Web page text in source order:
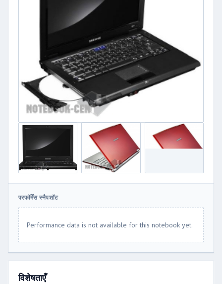
परफॉर्मेंस स्नैपशॉट
Performance data is not available for this notebook yet.
विशेषताएँ